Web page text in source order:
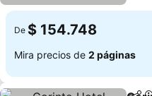
De $ 154.748
Mira precios de 2 páginas